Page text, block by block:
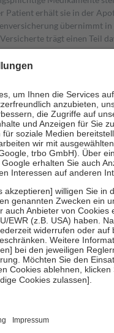
Patient erhält sie in der
übernimmt in
trägt einen Teil
Mitglieder Zuzahlungen in
Es sind jedoch nie mehr
zu entrichten.
grundsätzlich auch für
häuslicher Krankenpflege
der Kosten sowie zehn
der Versicherten für ihre
Stellung der Familie
an bei:
bis zum
Fahrkosten
zur Vorsorge und
dass es sich um